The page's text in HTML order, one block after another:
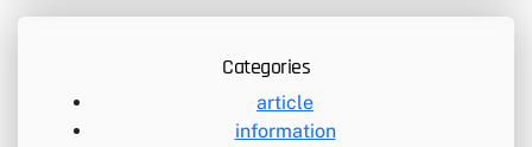
Categories
article
information